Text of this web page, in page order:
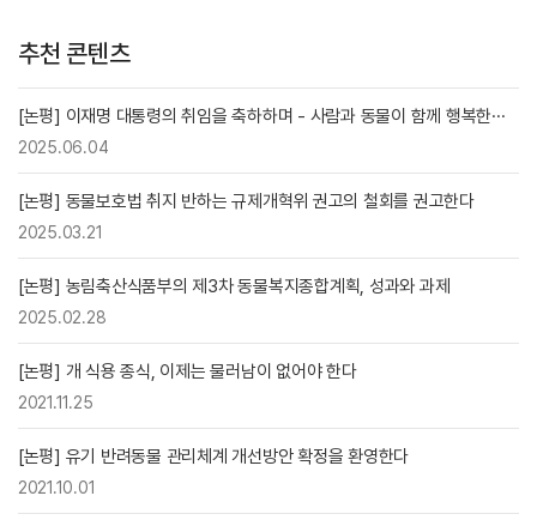
추천 콘텐츠
[논평] 이재명 대통령의 취임을 축하하며 - 사람과 동물이 함께 행복한···
2025.06.04
[논평] 동물보호법 취지 반하는 규제개혁위 권고의 철회를 권고한다
2025.03.21
[논평] 농림축산식품부의 제3차 동물복지종합계획, 성과와 과제
2025.02.28
[논평] 개 식용 종식, 이제는 물러남이 없어야 한다
2021.11.25
[논평] 유기 반려동물 관리체계 개선방안 확정을 환영한다
2021.10.01